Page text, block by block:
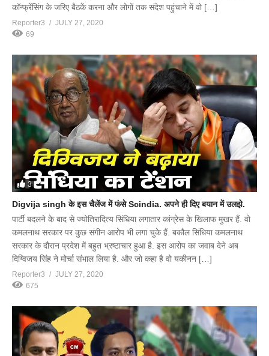
कॉन्फ्रेंसिंग के जरिए बैठकें करना और लोगों तक संदेश पहुंचाने में वो […]
Reporter3
JULY 27, 2020
69
3
Digvija singh के इस चैलेंज में फंसे Scindia. अपने ही दिए बयान में उलझे.
पार्टी बदलने के बाद से ज्योतिरादित्य सिंधिया लगातार कांग्रेस के खिलाफ मुखर हैं. वो
कमलनाथ सरकार पर कुछ संगीन आरोप भी लगा चुके हैं. बकौल सिंधिया कमलनाथ
सरकार के दौरान प्रदेश में बहुत भ्रष्टाचार हुआ है. इस आरोप का जवाब देने अब
दिग्विजय सिंह ने मोर्चा संभाल लिया है. और जो कहा है वो यकीनन […]
Reporter3
JULY 27, 2020
675